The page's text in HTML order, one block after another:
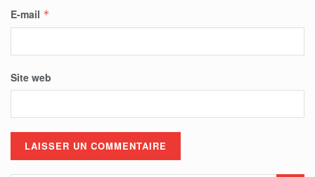
E-mail *
Site web